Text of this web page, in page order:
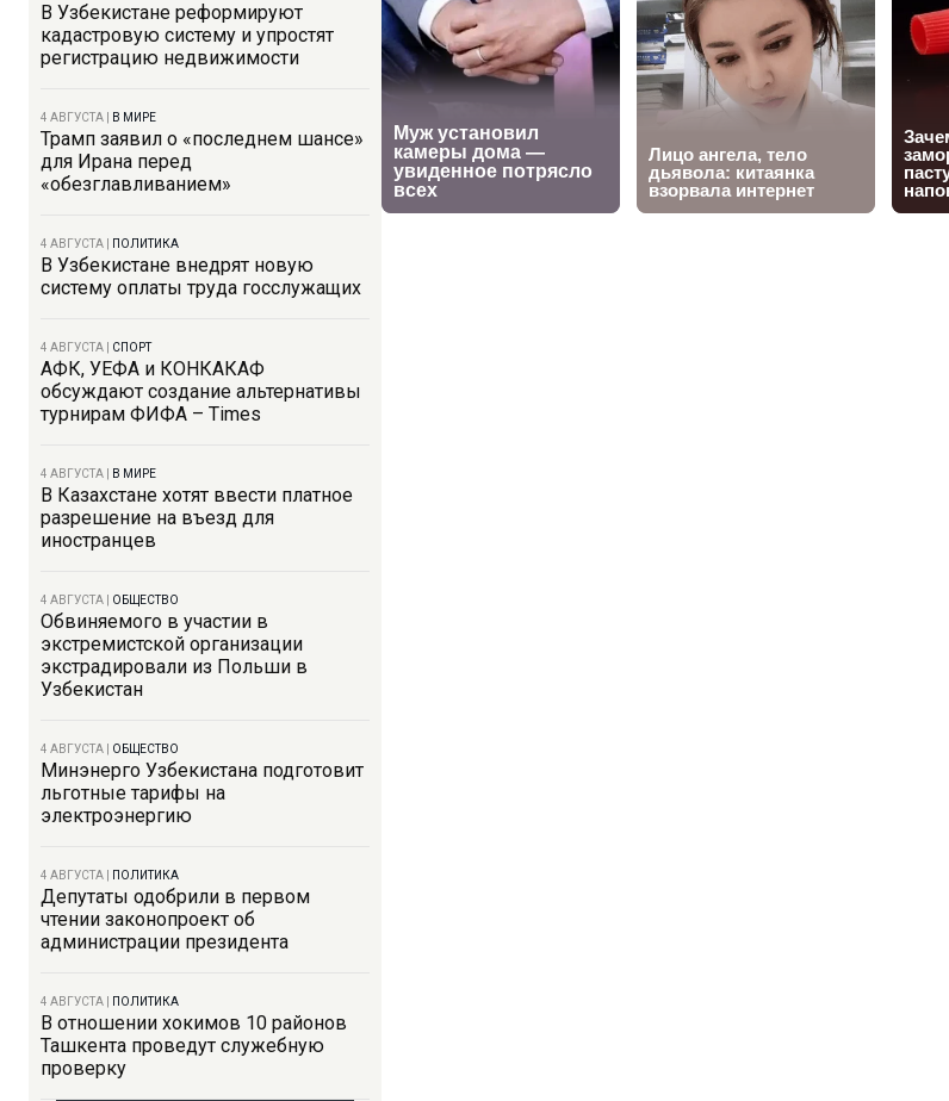
В Узбекистане реформируют
кадастровую систему и упростят
регистрацию недвижимости
4 АВГУСТА В МИРЕ
Трамп заявил о «последнем шансе»
для Ирана перед
«обезглавливанием»
4 АВГУСТА ПОЛИТИКА
В Узбекистане внедрят новую
систему оплаты труда госслужащих
4 АВГУСТА СПОРТ
АФК, УЕФА и КОНКАКАФ
обсуждают создание альтернативы
турнирам ФИФА – Times
4 АВГУСТА В МИРЕ
В Казахстане хотят ввести платное
разрешение на въезд для
иностранцев
4 АВГУСТА ОБЩЕСТВО
Обвиняемого в участии в
экстремистской организации
экстрадировали из Польши в
Узбекистан
4 АВГУСТА ОБЩЕСТВО
Минэнерго Узбекистана подготовит
льготные тарифы на
электроэнергию
4 АВГУСТА ПОЛИТИКА
Депутаты одобрили в первом
чтении законопроект об
администрации президента
4 АВГУСТА ПОЛИТИКА
В отношении хокимов 10 районов
Ташкента проведут служебную
проверку